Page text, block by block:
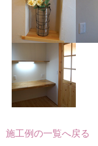
施工例の一覧へ戻る